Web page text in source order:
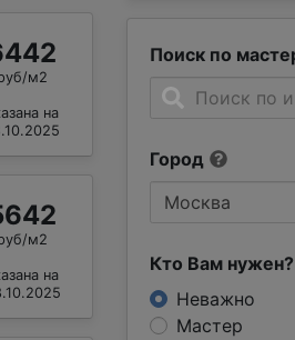
Поиск по
Город
Кто Вам нужен?
Неважно
Мастер
м2
на
м2
на